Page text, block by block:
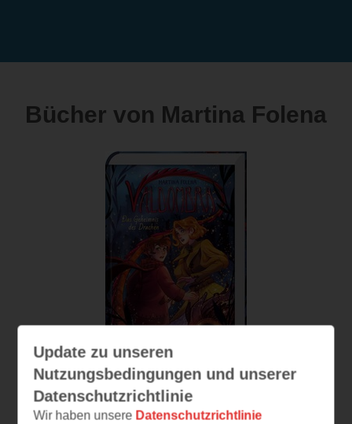
Bücher von Martina Folena
Valdombra
Das Geheimnis des Drachen
(185)
Update zu unseren
Nutzungsbedingungen und unserer
Datenschutzrichtlinie
Wir haben unsere Datenschutzrichtlinie